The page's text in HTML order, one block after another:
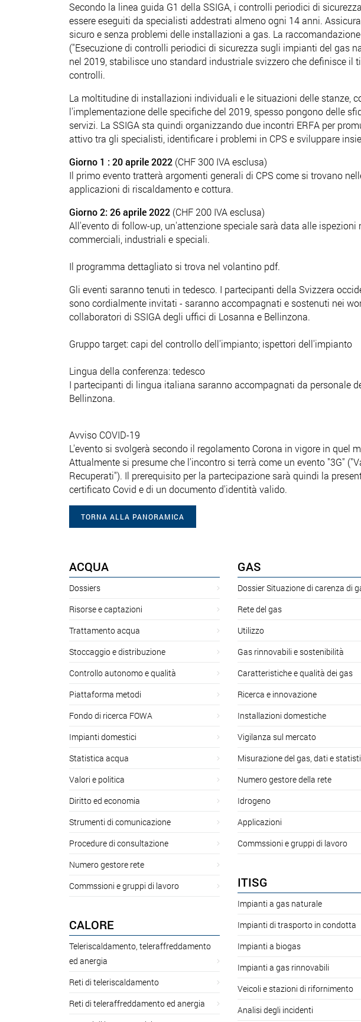
Secondo la linea guida G1 della SSIGA, i controlli periodici di
essere eseguiti da specialisti addestrati almeno ogni 14 anni.
sicuro e senza problemi delle installazioni a gas. La
("Esecuzione di controlli periodici di sicurezza sugli impianti del gas
nel 2019, stabilisce uno standard industriale svizzero che definisce il
controlli.
La moltitudine di installazioni individuali e le situazioni delle stanze,
l'implementazione delle specifiche del 2019, spesso pongono delle
servizi. La SSIGA sta quindi organizzando due incontri ERFA per
attivo tra gli specialisti, identificare i problemi in CPS e sviluppare
Giorno 1 : 20 aprile 2022 (CHF 300 IVA esclusa)
Il primo evento tratterà argomenti generali di CPS come si trovano
applicazioni di riscaldamento e cottura.
Giorno 2: 26 aprile 2022 (CHF 200 IVA esclusa)
All'evento di follow-up, un'attenzione speciale sarà data alle ispezioni
commerciali, industriali e speciali.
Il programma dettagliato si trova nel volantino pdf.
Gli eventi saranno tenuti in tedesco. I partecipanti della Svizzera
sono cordialmente invitati - saranno accompagnati e sostenuti nei
collaboratori di SSIGA degli uffici di Losanna e Bellinzona.
Gruppo target: capi del controllo dell'impianto; ispettori dell'impianto
Lingua della conferenza: tedesco
I partecipanti di lingua italiana saranno accompagnati da personale
Bellinzona.
Avviso COVID-19
L'evento si svolgerà secondo il regolamento Corona in vigore in quel
Attualmente si presume che l'incontro si terrà come un evento "3G"
Recuperati"). Il prerequisito per la partecipazione sarà quindi la
certificato Covid e di un documento d'identità valido.
TORNA ALLA PANORAMICA
ACQUA
Dossiers
Risorse e captazioni
Trattamento acqua
Stoccaggio e distribuzione
Controllo autonomo e qualità
Piattaforma metodi
Fondo di ricerca FOWA
Impianti domestici
Statistica acqua
Valori e politica
Diritto ed economia
Strumenti di comunicazione
Procedure di consultazione
Numero gestore rete
Commssioni e gruppi di lavoro
CALORE
Teleriscaldamento, teleraffreddamento
ed anergia
Reti di teleriscaldamento
Reti di teleraffreddamento ed anergia
GAS
Dossier Situazione di carenza di
Rete del gas
Utilizzo
Gas rinnovabili e sostenibilità
Caratteristiche e qualità dei gas
Ricerca e innovazione
Installazioni domestiche
Vigilanza sul mercato
Misurazione del gas, dati e
Numero gestore della rete
Idrogeno
Applicazioni
Commssioni e gruppi di lavoro
ITISG
Impianti a gas naturale
Impianti di trasporto in condotta
Impianti a biogas
Impianti a gas rinnovabili
Veicoli e stazioni di rifornimento
Analisi degli incidenti